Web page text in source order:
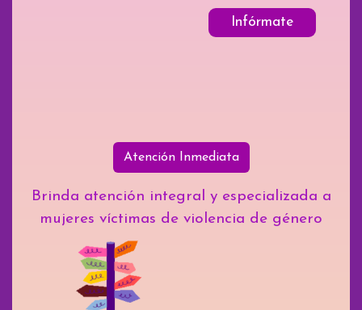
Infórmate
Atención Inmediata
Brinda atención integral y especializada a
mujeres víctimas de violencia de género